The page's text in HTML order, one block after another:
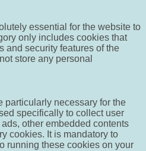
essential for the website to
only includes cookies that
and security features of the
store any personal
particularly necessary for the
specifically to collect user
other embedded contents
cookies. It is mandatory to
running these cookies on your